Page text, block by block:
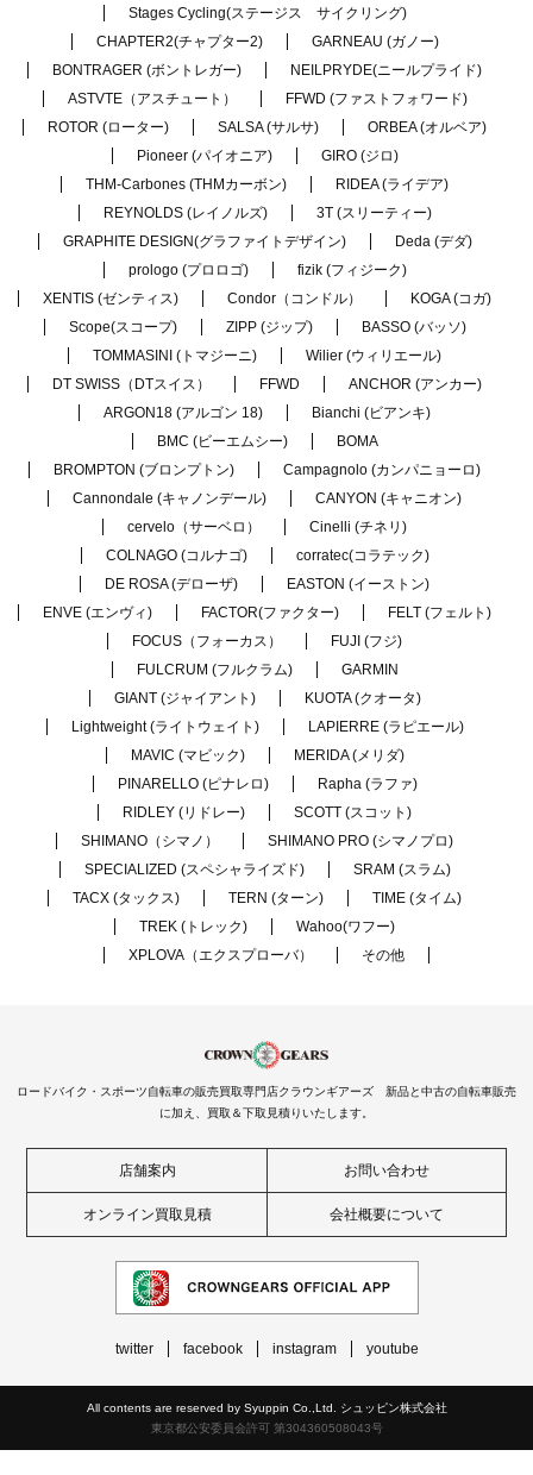
Stages Cycling(ステージス サイクリング)
CHAPTER2(チャプター2)
GARNEAU (ガノー)
BONTRAGER (ボントレガー)
NEILPRYDE(ニールプライド)
ASTVTE（アスチュート）
FFWD (ファストフォワード)
ROTOR (ローター)
SALSA (サルサ)
ORBEA (オルベア)
Pioneer (パイオニア)
GIRO (ジロ)
THM-Carbones (THMカーボン)
RIDEA (ライデア)
REYNOLDS (レイノルズ)
3T (スリーティー)
GRAPHITE DESIGN(グラファイトデザイン)
Deda (デダ)
prologo (プロロゴ)
fizik (フィジーク)
XENTIS (ゼンティス)
Condor（コンドル）
KOGA (コガ)
Scope(スコープ)
ZIPP (ジップ)
BASSO (バッソ)
TOMMASINI (トマジーニ)
Wilier (ウィリエール)
DT SWISS（DTスイス）
FFWD
ANCHOR (アンカー)
ARGON18 (アルゴン 18)
Bianchi (ビアンキ)
BMC (ビーエムシー)
BOMA
BROMPTON (ブロンプトン)
Campagnolo (カンパニョーロ)
Cannondale (キャノンデール)
CANYON (キャニオン)
cervelo（サーベロ）
Cinelli (チネリ)
COLNAGO (コルナゴ)
corratec(コラテック)
DE ROSA (デローザ)
EASTON (イーストン)
ENVE (エンヴィ)
FACTOR(ファクター)
FELT (フェルト)
FOCUS（フォーカス）
FUJI (フジ)
FULCRUM (フルクラム)
GARMIN
GIANT (ジャイアント)
KUOTA (クオータ)
Lightweight (ライトウェイト)
LAPIERRE (ラピエール)
MAVIC (マビック)
MERIDA (メリダ)
PINARELLO (ピナレロ)
Rapha (ラファ)
RIDLEY (リドレー)
SCOTT (スコット)
SHIMANO（シマノ）
SHIMANO PRO (シマノプロ)
SPECIALIZED (スペシャライズド)
SRAM (スラム)
TACX (タックス)
TERN (ターン)
TIME (タイム)
TREK (トレック)
Wahoo(ワフー)
XPLOVA（エクスプローバ）
その他
ロードバイク・スポーツ自転車の販売買取専門店クラウンギアーズ 新品と中古の自転車販売
に加え、買取＆下取見積りいたします。
店舗案内 お問い合わせ
オンライン買取見積 会社概要について
twitter facebook instagram youtube
All contents are reserved by Syuppin Co.,Ltd. シュッピン株式会社
東京都公安委員会許可 第304360508043号